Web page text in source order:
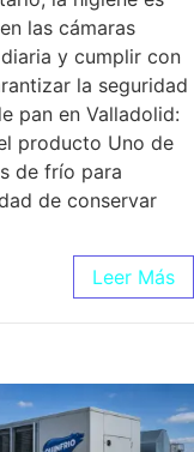
las cámaras
y cumplir con
la seguridad
pan en Valladolid:
producto Uno de
de frío para
de conservar
Leer Más